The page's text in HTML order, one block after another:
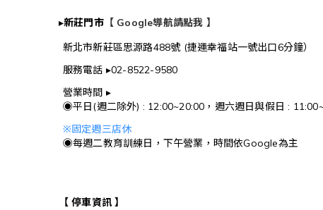
▸新莊門市【 Google導航請點我 】
新北市新莊區思源路488號 (捷運幸福站一號出口6分鐘）
服務電話 ▸02-8522-9580
營業時間 ▸
◉平日(週二除外) : 12:00~20:00，週六週日與假日 :
※固定週三店休
◉每週二教育訓練日，下午營業，時間依Google為主
【 停車資訊 】